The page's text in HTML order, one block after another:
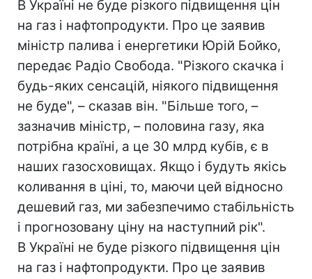
В Україні не буде різкого підвищення цін
на газ і нафтопродукти. Про це заявив
міністр палива і енергетики Юрій Бойко,
передає Радіо Свобода. "Різкого скачка і
будь-яких сенсацій, ніякого підвищення
не буде", – сказав він. "Більше того, –
зазначив міністр, – половина газу, яка
потрібна країні, а це 30 млрд кубів, є в
наших газосховищах. Якщо і будуть якісь
коливання в ціні, то, маючи цей відносно
дешевий газ, ми забезпечимо стабільність
і прогнозовану ціну на наступний рік".
В Україні не буде різкого підвищення цін
на газ і нафтопродукти. Про це заявив